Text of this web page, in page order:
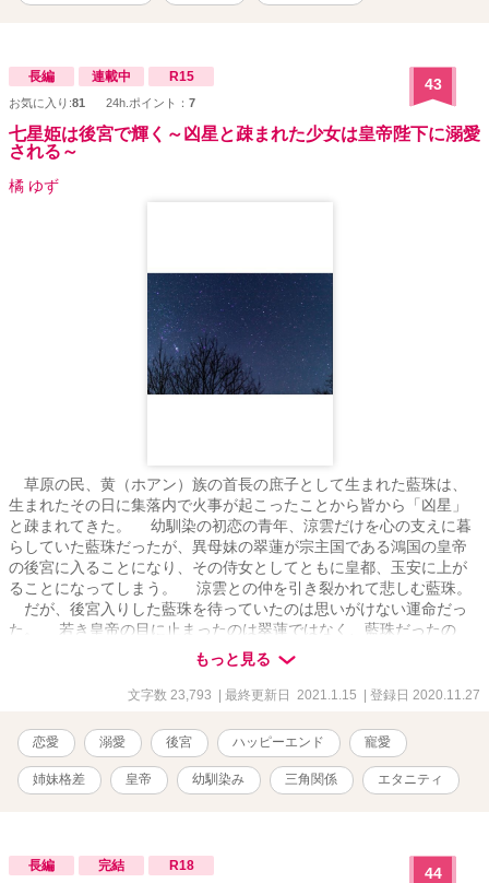
長編 連載中 R15
お気に入り:81 24h.ポイント： 7
43
七星姫は後宮で輝く～凶星と疎まれた少女は皇帝陛下に溺愛
される～
橘 ゆず
草原の民、黄（ホアン）族の首長の庶子として生まれた藍珠は、
生まれたその日に集落内で火事が起こったことから皆から「凶星」
と疎まれてきた。 幼馴染の初恋の青年、涼雲だけを心の支えに暮
らしていた藍珠だったが、異母妹の翠蓮が宗主国である鴻国の皇帝
の後宮に入ることになり、その侍女としてともに皇都、玉安に上が
ることになってしまう。 涼雲との仲を引き裂かれて悲しむ藍珠。
だが、後宮入りした藍珠を待っていたのは思いがけない運命だっ
た。 若き皇帝の目に止まったのは翠蓮ではなく、藍珠だったの
だ。 これ以上、疎まれなくないと懸命に寵愛を辞退しようとする
藍珠だったが、逃げれば逃げるほど皇帝陛下の恋心は燃え上がって
しまうみたいで……？ 中華風の後宮を舞台にしたお話です。 表
ただいています。 ※１２／２ 文体を最初の一人称から三人称に
変更させていただきました。
もっと見る
文字数 23,793 | 最終更新日 2021.1.15 | 登録日 2020.11.27
恋愛 溺愛 後宮 ハッピーエンド 寵愛
姉妹格差 皇帝 幼馴染み 三角関係 エタニティ
長編 完結 R18 44